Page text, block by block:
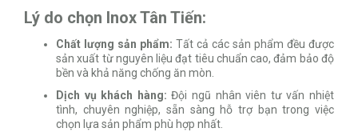
Lý do chọn Inox Tân Tiến:
Chất lượng sản phẩm: Tất cả các sản phẩm đều được
sản xuất từ nguyên liệu đạt tiêu chuẩn cao, đảm bảo độ
bền và khả năng chống ăn mòn.
Dịch vụ khách hàng: Đội ngũ nhân viên tư vấn nhiệt
tình, chuyên nghiệp, sẵn sàng hỗ trợ bạn trong việc
chọn lựa sản phẩm phù hợp nhất.